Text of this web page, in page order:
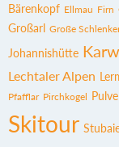
Bärenkopf Ellmau Firn
Großarl Große
Johannishütte
Lechtaler Alpen
Pfafflar Pirchkogel
Skitour